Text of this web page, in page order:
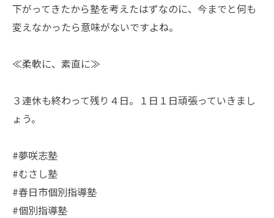
下がってきたから塾を考えたはずなのに、今までと何も
変えなかったら意味がないですよね。
≪柔軟に、素直に≫
３連休も終わって残り４日。１日１日頑張っていきまし
ょう。
#夢咲志塾
#むさし塾
#春日市個別指導塾
#個別指導塾